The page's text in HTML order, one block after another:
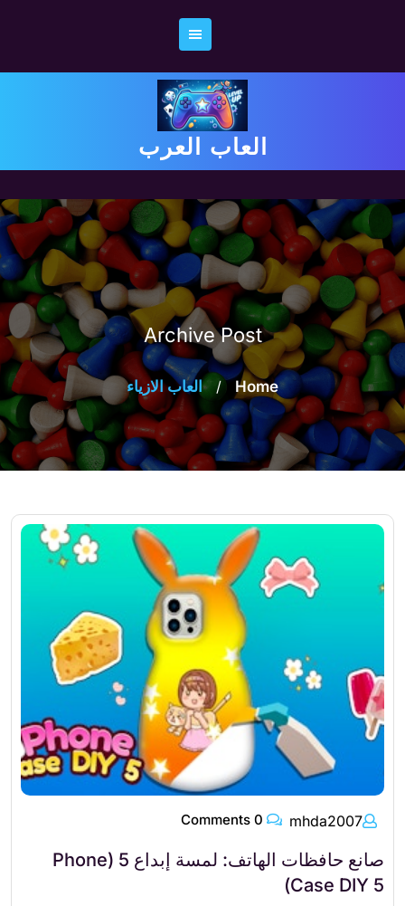
العاب العرب
Archive Post
Home
/ العاب الازياء
mhda2007
صانع حافظات الهاتف: لمسة إبداع 5 (Phone
Case DIY 5)